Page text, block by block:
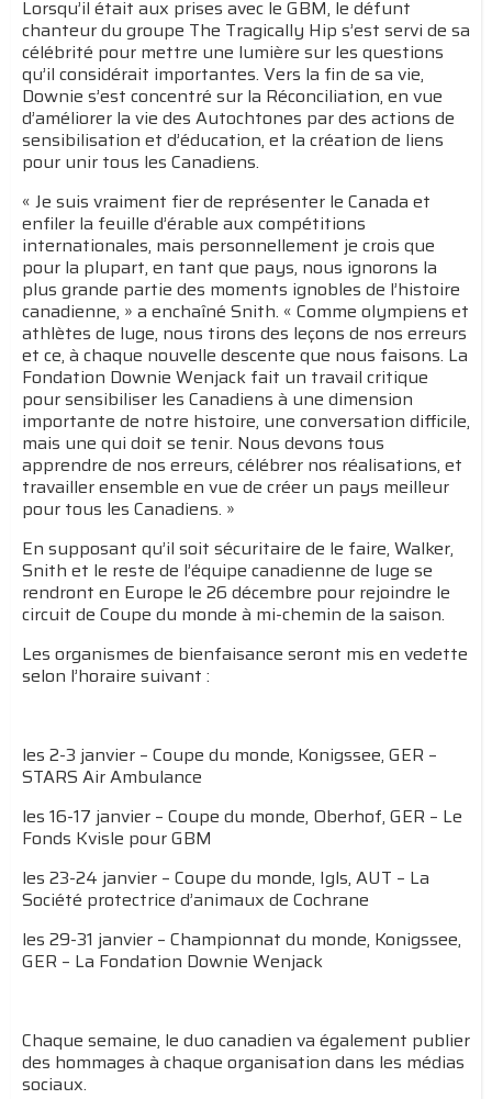
Lorsqu’il était aux prises avec le GBM, le défunt
chanteur du groupe The Tragically Hip s’est servi de sa
célébrité pour mettre une lumière sur les questions
qu’il considérait importantes. Vers la fin de sa vie,
Downie s’est concentré sur la Réconciliation, en vue
d’améliorer la vie des Autochtones par des actions de
sensibilisation et d’éducation, et la création de liens
pour unir tous les Canadiens.
« Je suis vraiment fier de représenter le Canada et
enfiler la feuille d’érable aux compétitions
internationales, mais personnellement je crois que
pour la plupart, en tant que pays, nous ignorons la
plus grande partie des moments ignobles de l’histoire
canadienne, » a enchaîné Snith. « Comme olympiens et
athlètes de luge, nous tirons des leçons de nos erreurs
et ce, à chaque nouvelle descente que nous faisons. La
Fondation Downie Wenjack fait un travail critique
pour sensibiliser les Canadiens à une dimension
importante de notre histoire, une conversation difficile,
mais une qui doit se tenir. Nous devons tous
apprendre de nos erreurs, célébrer nos réalisations, et
travailler ensemble en vue de créer un pays meilleur
pour tous les Canadiens. »
En supposant qu’il soit sécuritaire de le faire, Walker,
Snith et le reste de l’équipe canadienne de luge se
rendront en Europe le 26 décembre pour rejoindre le
circuit de Coupe du monde à mi-chemin de la saison.
Les organismes de bienfaisance seront mis en vedette
selon l’horaire suivant :
les 2-3 janvier – Coupe du monde, Konigssee, GER –
STARS Air Ambulance
les 16-17 janvier – Coupe du monde, Oberhof, GER – Le
Fonds Kvisle pour GBM
les 23-24 janvier – Coupe du monde, Igls, AUT – La
Société protectrice d’animaux de Cochrane
les 29-31 janvier – Championnat du monde, Konigssee,
GER – La Fondation Downie Wenjack
Chaque semaine, le duo canadien va également publier
des hommages à chaque organisation dans les médias
sociaux.